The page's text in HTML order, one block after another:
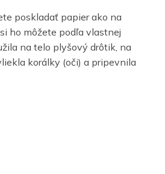
poskladať papier ako na
ho môžete podľa vlastnej
na telo plyšový drôtik, na
korálky (oči) a pripevnila